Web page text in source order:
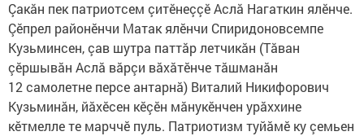
Çакăн пек патриотсем çитӗнеççӗ Аслă Нагаткин ялӗнче.
Çӗпрел районӗнчи Матак ялӗнчи Спиридоновсемпе
Кузьминсен, çав шутра паттăр летчикăн (Тăван
çӗршывăн Аслă вăрçи вăхăтӗнче тăшманăн
12 самолетне персе антарнă) Виталий Никифорович
Кузьминăн, йăхӗсен кӗçӗн мăнукӗнчен урăххине
кӗтмелле те марччӗ пуль. Патриотизм туйăмӗ ку çемьен